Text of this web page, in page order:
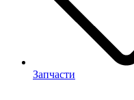
Запчасти